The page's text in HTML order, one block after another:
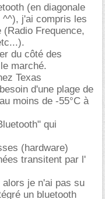
(en diagonale
^^), j'ai compris les
Frequence,
du côté des
marché.
Texas
d'une plage de
moins de -55°C à
qui
(hardware)
transitent par l'
je n'ai pas su
un bluetooth